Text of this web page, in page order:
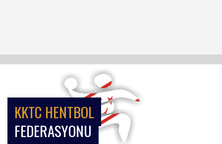
KKTC HENTBOL
FEDERASYONU